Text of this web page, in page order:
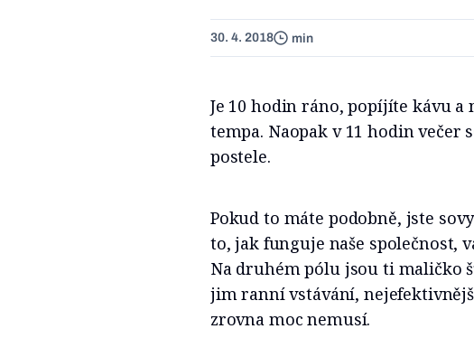
30. 4. 2018 min
Je 10 hodin ráno, popíjíte kávu a
tempa. Naopak v 11 hodin večer
postele.
Pokud to máte podobně, jste
to, jak funguje naše společnost,
Na druhém pólu jsou ti maličko
jim ranní vstávání,
zrovna moc nemusí.